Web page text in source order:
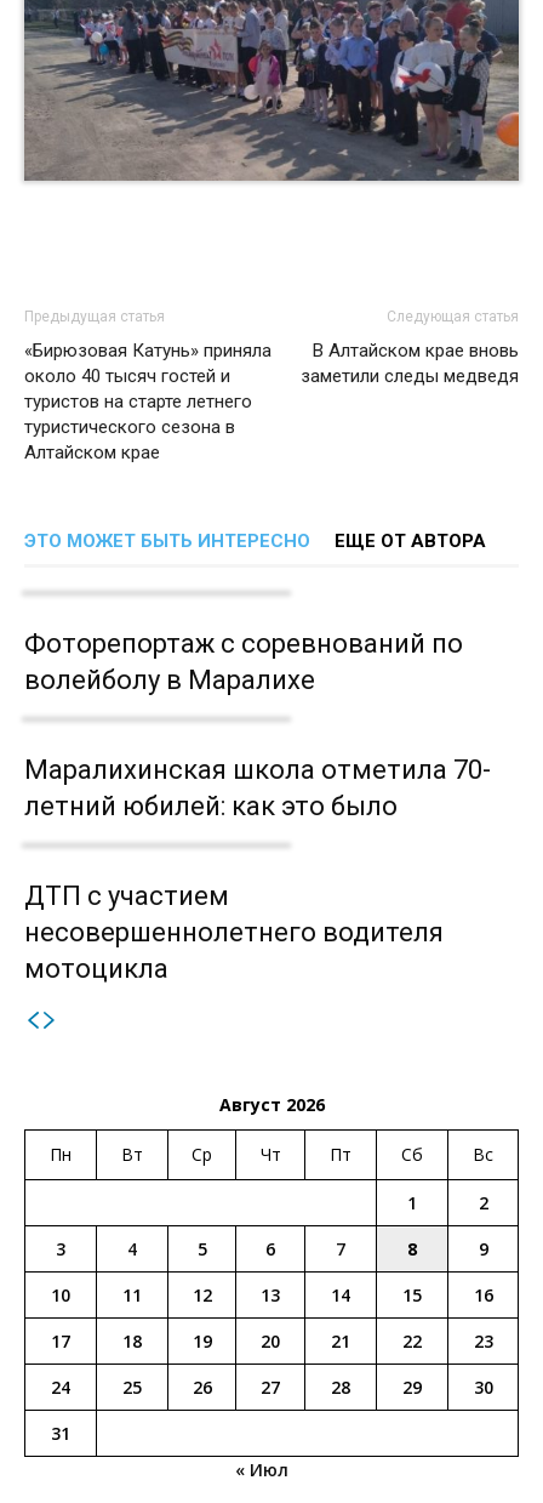
Предыдущая статья
«Бирюзовая Катунь» приняла
около 40 тысяч гостей и
туристов на старте летнего
туристического сезона в
Алтайском крае
Следующая статья
В Алтайском крае вновь
заметили следы медведя
ЭТО МОЖЕТ БЫТЬ ИНТЕРЕСНО ЕЩЕ ОТ АВТОРА
Фоторепортаж с соревнований по
волейболу в Маралихе
Маралихинская школа отметила 70-
летний юбилей: как это было
ДТП с участием
несовершеннолетнего водителя
мотоцикла
Август 2026
Пн Вт Ср Чт Пт Сб Вс
1
2
3
4 5 6 7 8
9
10
11 12 13 14 15
16
17
18 19 20 21 22
23
24
25 26 27 28 29
30
31
« Июл